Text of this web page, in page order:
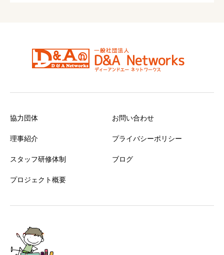
協力団体
理事紹介
スタッフ研修体制
プロジェクト概要
お問い合わせ
プライバシーポリシー
ブログ